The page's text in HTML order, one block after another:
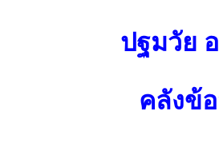
ปฐมวัย
คลังข้